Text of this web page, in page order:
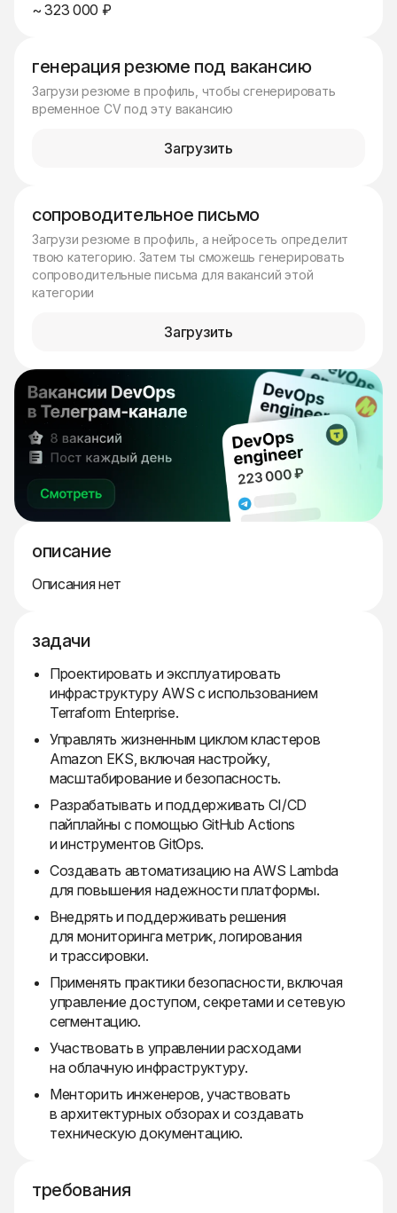
генерация резюме под вакансию
Загрузи резюме в профиль, чтобы сгенерировать
временное CV под эту вакансию
Загрузить
сопроводительное письмо
Загрузи резюме в профиль, а нейросеть определит
твою категорию. Затем ты сможешь генерировать
сопроводительные письма для вакансий этой
категории
Загрузить
описание
Описания нет
задачи
Проектировать и эксплуатировать
инфраструктуру AWS с использованием
Terraform Enterprise.
Управлять жизненным циклом кластеров
Amazon EKS, включая настройку,
масштабирование и безопасность.
Разрабатывать и поддерживать CI/CD
пайплайны с помощью GitHub Actions
и инструментов GitOps.
Создавать автоматизацию на AWS Lambda
для повышения надежности платформы.
Внедрять и поддерживать решения
для мониторинга метрик, логирования
и трассировки.
Применять практики безопасности, включая
управление доступом, секретами и сетевую
сегментацию.
Участвовать в управлении расходами
на облачную инфраструктуру.
Менторить инженеров, участвовать
в архитектурных обзорах и создавать
техническую документацию.
требования
~ 323 000 ₽